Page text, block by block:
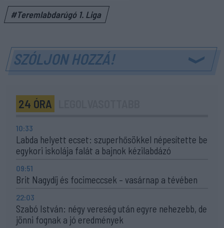
#Teremlabdarúgó 1. Liga
SZÓLJON HOZZÁ!
24 ÓRA
10:33
Labda helyett ecset: szuperhősökkel népesítette be
egykori iskolája falát a bajnok kézilabdázó
09:51
Brit Nagydíj és focimeccsek – vasárnap a tévében
22:03
Szabó István: négy vereség után egyre nehezebb, de
jönni fognak a jó eredmények